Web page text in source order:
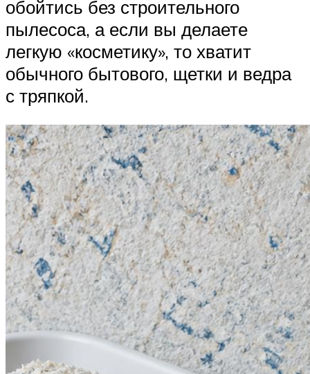
обойтись без строительного
пылесоса, а если вы делаете
легкую «косметику», то хватит
обычного бытового, щетки и ведра
с тряпкой.